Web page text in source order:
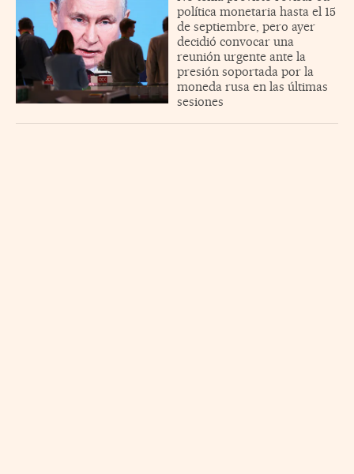
política monetaria hasta el 15
de septiembre, pero ayer
decidió convocar una
reunión urgente ante la
presión soportada por la
moneda rusa en las últimas
sesiones